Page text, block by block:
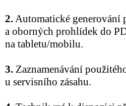
2.Automatické generování
a oborných prohlídek do
na tabletu/mobilu.
3. Zaznamenávání
u servisního zásahu.